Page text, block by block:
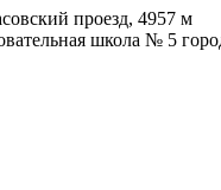
проезд, 4957 м
школа № 5